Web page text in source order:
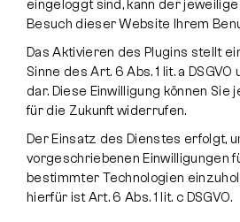
eingeloggt sind, kann der
Besuch dieser Website Ihrem
Das Aktivieren des Plugins stellt
Sinne des Art. 6 Abs. 1 lit. a DSGVO
dar. Diese Einwilligung können
für die Zukunft widerrufen.
Der Einsatz des Dienstes erfolgt,
vorgeschriebenen Einwilligungen
bestimmter Technologien
hierfür ist Art. 6 Abs. 1 lit. c DSGVO.